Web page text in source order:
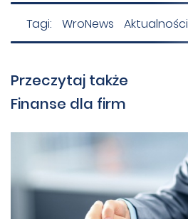
Tagi: WroNews Aktualności
Przeczytaj także
Finanse dla firm